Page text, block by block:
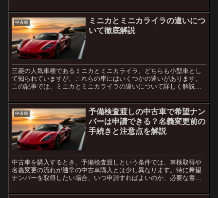
す...
中古車
ミニカとミニカライラの違いにつ
いて徹底解説
三菱の人気車種であるミニカとミニカライラ。どちらも小型車とし
て知られていますが、これらの車にはいくつかの違いがあります。
この記事では、ミニカとミニカライラの違いについて詳しく解説し
で、...
中古車
予備検査渡しの中古車で希望ナン
バーは申請できる？名義変更前の
手続きと注意点を解説
中古車を購入するとき、予備検査渡しという条件では、車検取得や
名義変更の流れが通常の中古車購入とは少し異なります。特に希望
ナンバーを取得したい場合、いつ申請すればよいのか、必要な書類
望...